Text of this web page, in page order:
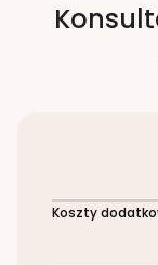
Koszty